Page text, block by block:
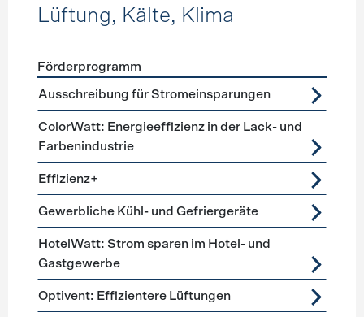
Lüftung, Kälte, Klima
Förderprogramme Lüftung, Kälte, Klima
Förderprogramm
Ausschreibung für Stromeinsparungen
ColorWatt: Energieeffizienz in der Lack- und
Farbenindustrie
Effizienz+
Gewerbliche Kühl- und Gefriergeräte
HotelWatt: Strom sparen im Hotel- und
Gastgewerbe
Optivent: Effizientere Lüftungen